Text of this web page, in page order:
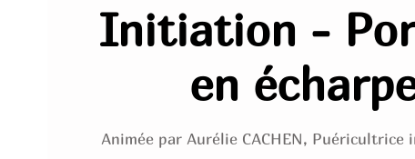
Initiation -
en
Animée par Aurélie CACHEN, Puéricultrice